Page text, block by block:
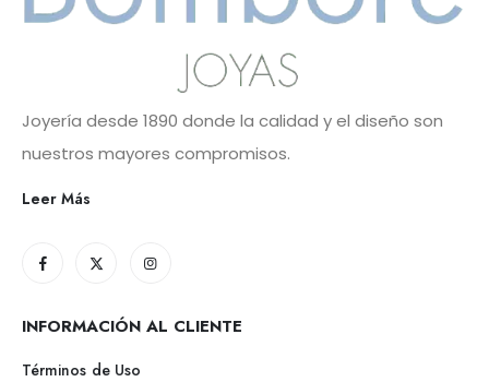
Joyería desde 1890 donde la calidad y el diseño son
nuestros mayores compromisos.
Leer Más
INFORMACIÓN AL CLIENTE
Términos de Uso